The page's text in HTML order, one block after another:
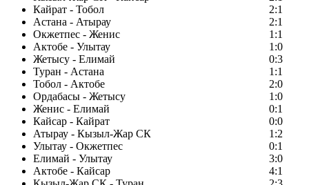
Кайрат - Тобол
2:1
Астана - Атырау
2:1
Окжетпес - Женис
1:1
Актобе - Улытау
1:0
Жетысу - Елимай
0:3
Туран - Астана
1:1
Тобол - Актобе
2:0
Ордабасы - Жетысу
1:0
Женис - Елимай
0:1
Кайсар - Кайрат
0:0
Атырау - Кызыл-Жар СК
1:2
Улытау - Окжетпес
0:1
Елимай - Улытау
3:0
Актобе - Кайсар
4:1